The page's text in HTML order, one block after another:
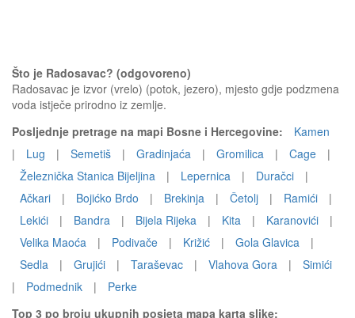
Što je Radosavac? (odgovoreno)
Radosavac je izvor (vrelo) (potok, jezero), mjesto gdje podzmena
voda istječe prirodno iz zemlje.
Posljednje pretrage na mapi Bosne i Hercegovine:
Kamen
|
Lug | Semetiš | Gradinjaća | Gromilica | Cage
|
Železnička Stanica Bijeljina
| Lepernica | Duračci
|
Ačkari
| Bojićko Brdo | Brekinja | Četolj | Ramići
|
Lekići
| Bandra | Bijela Rijeka | Kita | Karanovići
|
Velika Maoća
| Podivače | Križić | Gola Glavica
|
Sedla
| Grujići | Taraševac | Vlahova Gora |
Simići
|
Podmednik |
Perke
Top 3 po broju ukupnih posjeta mapa karta slike: